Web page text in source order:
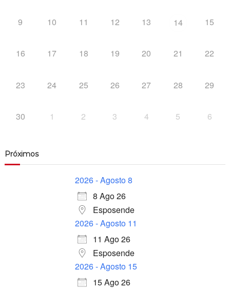
9 10 11 12 13 14 15
16 17 18 19 20 21 22
23 24 25 26 27 28 29
30 1 2 3 4 5 6
Próximos
2026 - Agosto 8
8 Ago 26
Esposende
2026 - Agosto 11
11 Ago 26
Esposende
2026 - Agosto 15
15 Ago 26